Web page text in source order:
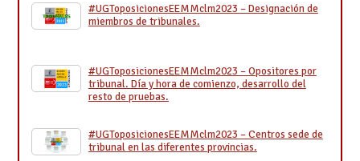
#UGToposicionesEEMMclm2023 – Designación de
miembros de tribunales.
#UGToposicionesEEMMclm2023 – Opositores por
tribunal. Día y hora de comienzo, desarrollo del
resto de pruebas.
#UGToposicionesEEMMclm2023 – Centros sede de
tribunal en las diferentes provincias.